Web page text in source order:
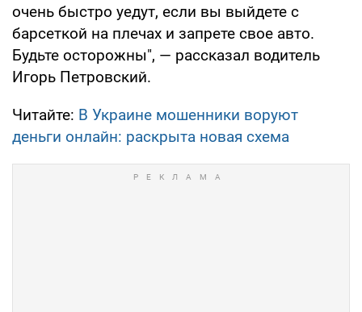
очень быстро уедут, если вы выйдете с
барсеткой на плечах и запрете свое авто.
Будьте осторожны", — рассказал водитель
Игорь Петровский.
Читайте: В Украине мошенники воруют
деньги онлайн: раскрыта новая схема